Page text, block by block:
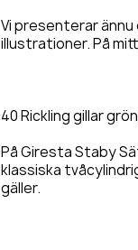
Vi presenterar ännu
illustrationer. På
40 Rickling gillar
På Giresta Staby
klassiska
gäller.